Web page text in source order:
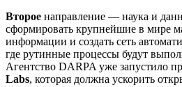
Второе направление — наука и
сформировать крупнейшие в мире
информации и создать сеть
где рутинные процессы будут
Агентство DARPA уже запустило
Labs, которая должна ускорить